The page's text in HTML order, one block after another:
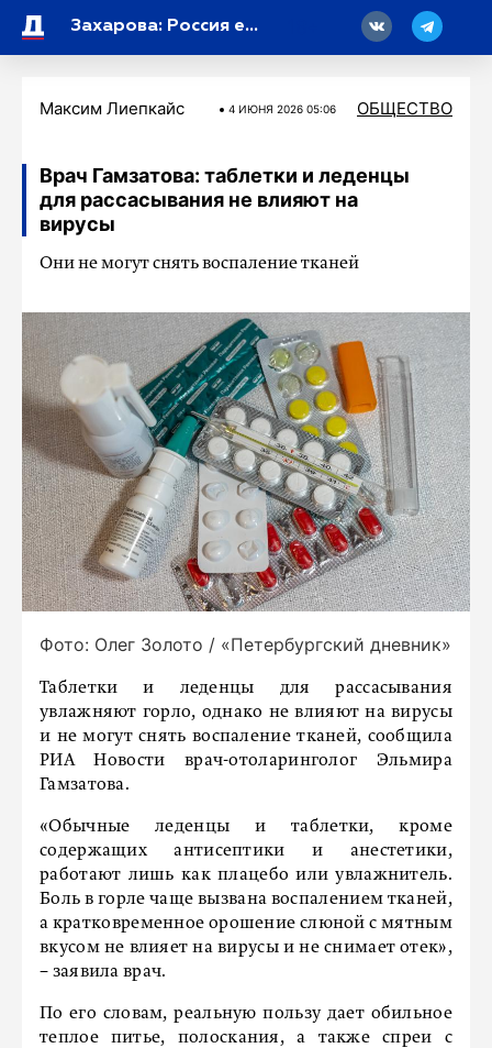
Захарова: Россия еще не получала предложений о встрече Лаврова с главой МИД Венгрии
Максим Лиепкайс 4 ИЮНЯ 2026 05:06 ОБЩЕСТВО
Врач Гамзатова: таблетки и леденцы
для рассасывания не влияют на
вирусы
Они не могут снять воспаление тканей
Фото: Олег Золото / «Петербургский дневник»
Таблетки и леденцы для рассасывания
увлажняют горло, однако не влияют на вирусы
и не могут снять воспаление тканей, сообщила
РИА Новости врач-отоларинголог Эльмира
Гамзатова.
«Обычные леденцы и таблетки, кроме
содержащих антисептики и анестетики,
работают лишь как плацебо или увлажнитель.
Боль в горле чаще вызвана воспалением тканей,
а кратковременное орошение слюной с мятным
вкусом не влияет на вирусы и не снимает отек»,
− заявила врач.
По его словам, реальную пользу дает обильное
теплое питье, полоскания, а также спреи с